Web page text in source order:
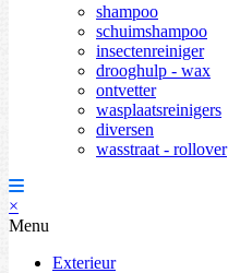
shampoo
schuimshampoo
insectenreiniger
drooghulp - wax
ontvetter
wasplaatsreinigers
diversen
wasstraat - rollover
×
Menu
Exterieur